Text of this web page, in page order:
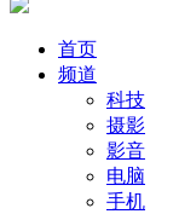
首页
频道
科技
摄影
影音
电脑
手机